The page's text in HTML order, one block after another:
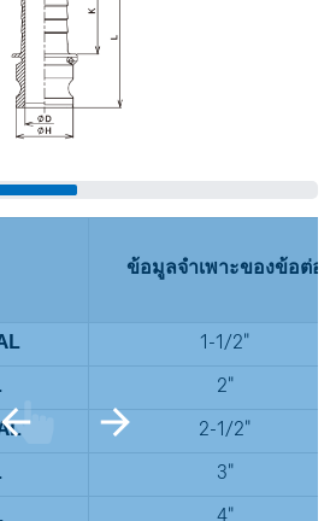
ข้อมูลจำเพาะของข้อต่อ
1-1/2"
2"
2-1/2"
3"